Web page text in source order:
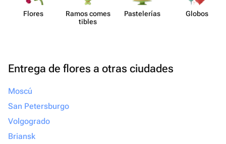
Flores
Ramos comes​
tibles
Paste​lerías Globos
Entrega de flores a otras ciudades
Moscú
San Petersburgo
Volgogrado
Briansk